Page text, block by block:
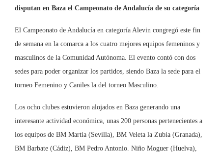
disputan en Baza el Campeonato de Andalucía de su categoría
El Campeonato de Andalucía en categoría Alevin congregó este fin
de semana en la comarca a los cuatro mejores equipos femeninos y
masculinos de la Comunidad Autónoma. El evento contó con dos
sedes para poder organizar los partidos, siendo Baza la sede para el
torneo Femenino y Caniles la del torneo Masculino.
Los ocho clubes estuvieron alojados en Baza generando una
interesante actividad económica, unas 200 personas pertenecientes a
los equipos de BM Martia (Sevilla), BM Veleta la Zubia (Granada),
BM Barbate (Cádiz), BM Pedro Antonio. Niño Moguer (Huelva),